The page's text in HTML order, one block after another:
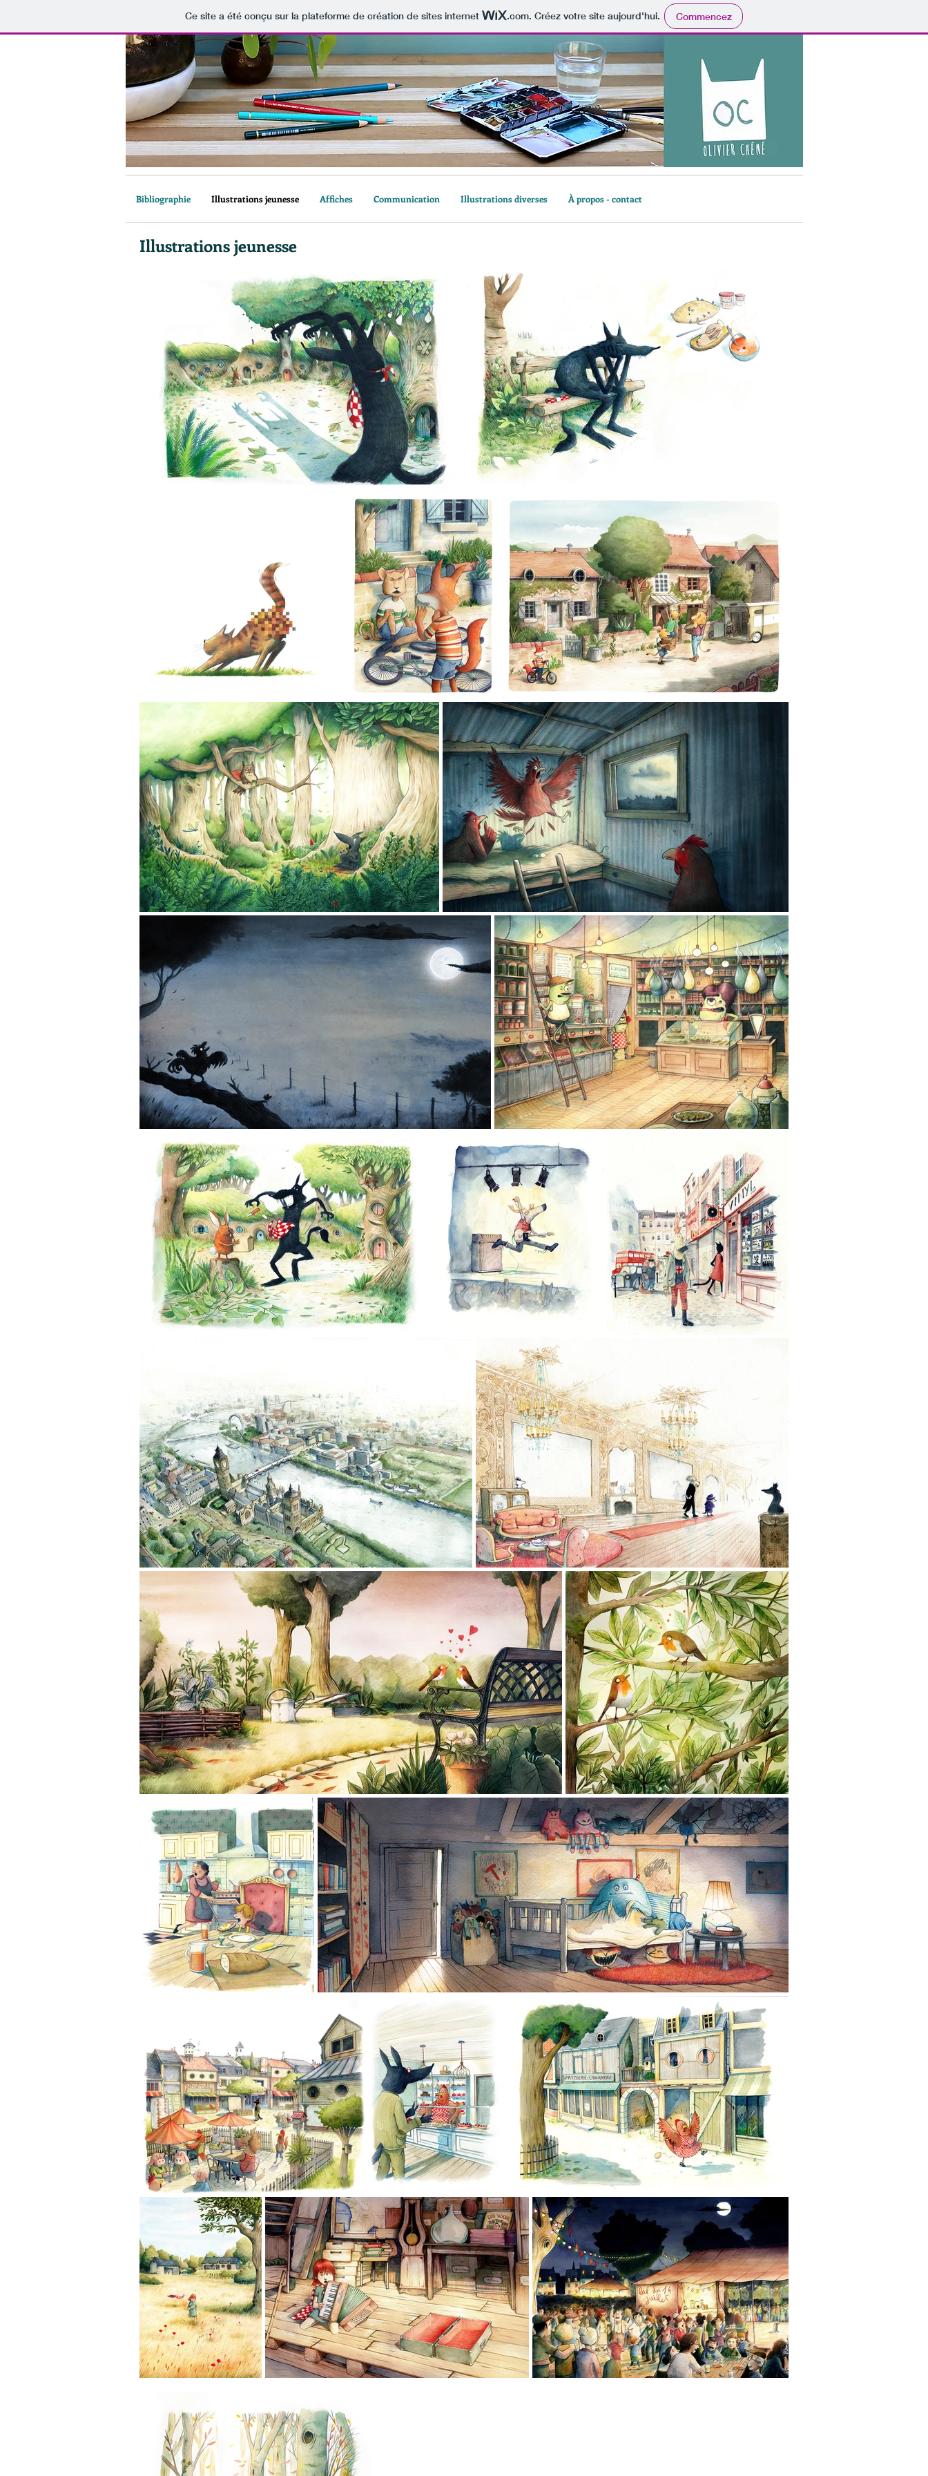
Ce site a été conçu sur la plateforme de création de sites internet .com. Créez votre site aujourd'hui. Commencez
Bibliographie Illustrations jeunesse Affiches Communication Illustrations diverses À propos - contact
Illustrations jeunesse